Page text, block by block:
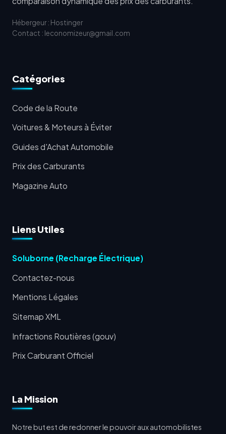
Hébergeur : Hostinger
Contact : leconomizeur@gmail.com
Catégories
Code de la Route
Voitures & Moteurs à Éviter
Guides d'Achat Automobile
Prix des Carburants
Magazine Auto
Liens Utiles
Soluborne (Recharge Électrique)
Contactez-nous
Mentions Légales
Sitemap XML
Infractions Routières (gouv)
Prix Carburant Officiel
La Mission
Notre but est de redonner le pouvoir aux automobilistes